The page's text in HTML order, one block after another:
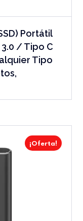
Portátil
/ Tipo C
Tipo
¡Oferta!